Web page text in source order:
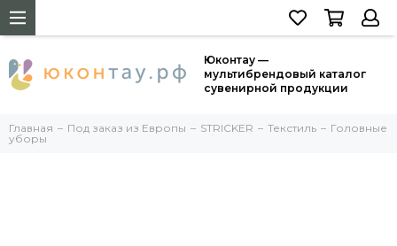
Юконтау —
мультибрендовый каталог
сувенирной продукции
Главная Под заказ из Европы STRICKER Текстиль
Головные
уборы